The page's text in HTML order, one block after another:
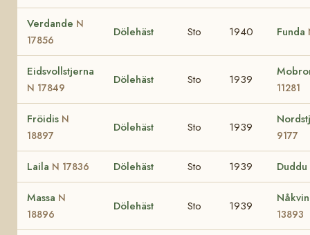
Verdande N
17856
Dölehäst Sto 1940 Funda
Eidsvollstjerna
N 17849
Dölehäst Sto 1939
11281
Fröidis N
18897
Dölehäst Sto 1939
9177
Laila N 17836 Dölehäst Sto 1939 Duddu
Massa N
18896
Dölehäst Sto 1939
13893